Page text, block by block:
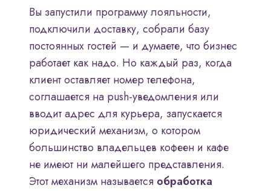
Вы запустили программу лояльности,
подключили доставку, собрали базу
постоянных гостей — и думаете, что бизнес
работает как надо. Но каждый раз, когда
клиент оставляет номер телефона,
соглашается на push-уведомления или
вводит адрес для курьера, запускается
юридический механизм, о котором
большинство владельцев кофеен и кафе
не имеют ни малейшего представления.
Этот механизм называется обработка